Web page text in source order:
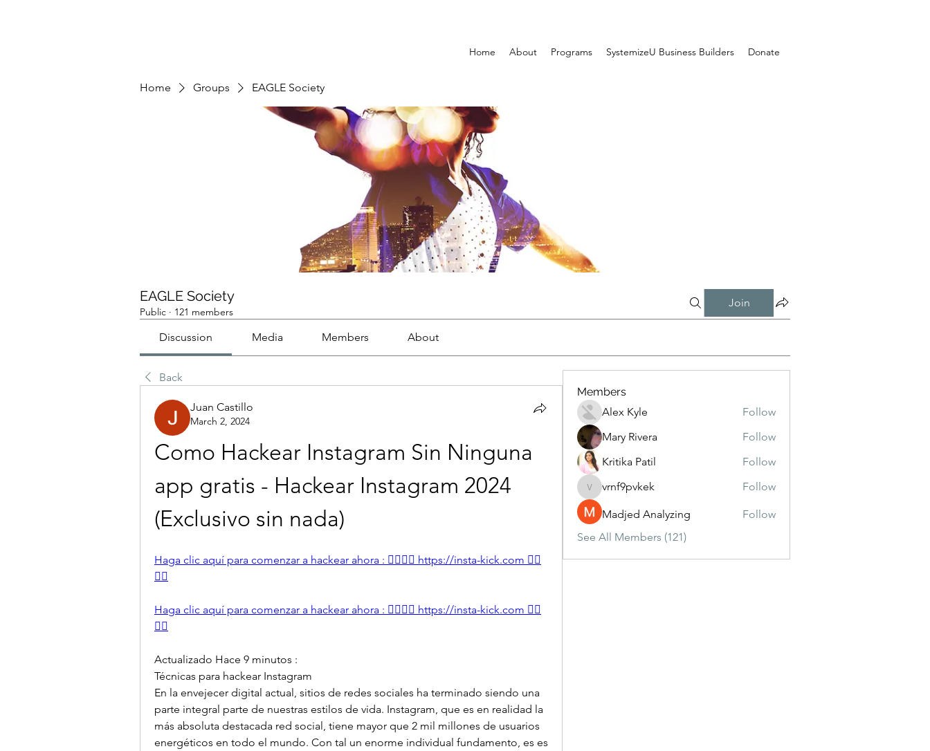
Home About Programs SystemizeU Business Builders Donate
Home Groups EAGLE Society
EAGLE Society
Public · 121 members
Join
Discussion Media Members About
Back
Juan Castillo
March 2, 2024
Como Hackear Instagram Sin Ninguna
app gratis - Hackear Instagram 2024
(Exclusivo sin nada)
Haga clic aquí para comenzar a hackear ahora : 👉🏻👉🏻 https://insta-kick.com 👈🏻
👈🏻
Haga clic aquí para comenzar a hackear ahora : 👉🏻👉🏻 https://insta-kick.com 👈🏻
👈🏻
Actualizado Hace 9 minutos :
Técnicas para hackear Instagram
En la envejecer digital actual, sitios de redes sociales ha terminado siendo una
parte integral parte de nuestras estilos de vida. Instagram, que es en realidad la
más absoluta destacada red social, tiene mayor que 2 mil millones de usuarios
energéticos en todo el mundo. Con tal un enorme individual fundamento, es es
Members
Alex Kyle
Follow
Mary Rivera
Follow
Kritika Patil
Follow
vrnf9pvkek
vrnf9pvkek Follow
Madjed Analyzing
Follow
See All Members (121)